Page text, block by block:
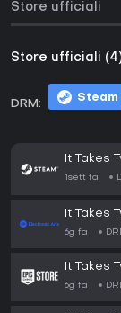
Store ufficiali
Store ufficiali
DRM: Steam
It Takes
1sett fa
It Takes
6g fa
It Takes
6g fa